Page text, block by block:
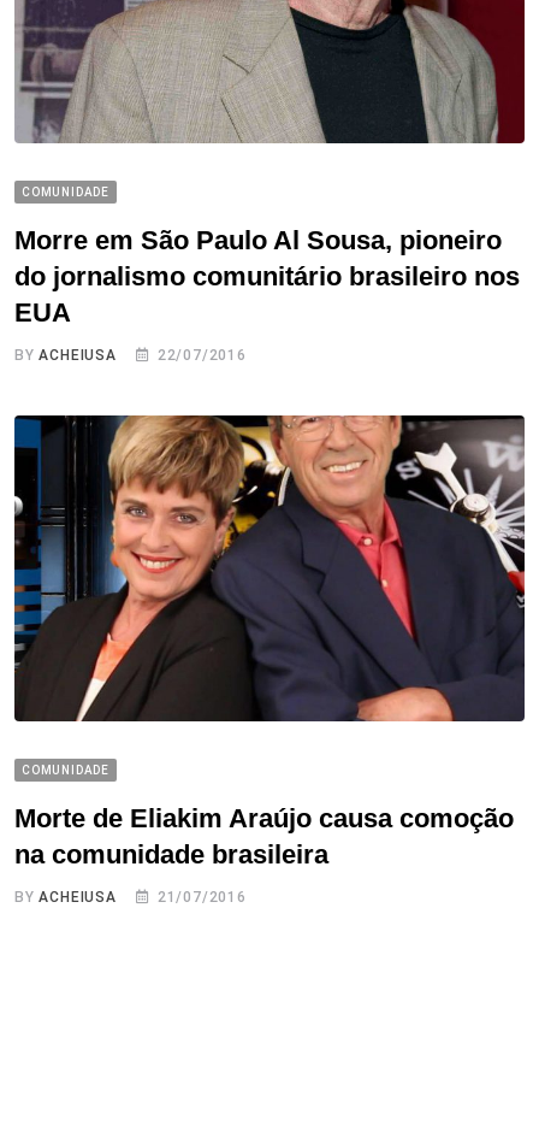
COMUNIDADE
Morre em São Paulo Al Sousa, pioneiro
do jornalismo comunitário brasileiro nos
EUA
BYACHEIUSA 22/07/2016
COMUNIDADE
Morte de Eliakim Araújo causa comoção
na comunidade brasileira
BYACHEIUSA 21/07/2016